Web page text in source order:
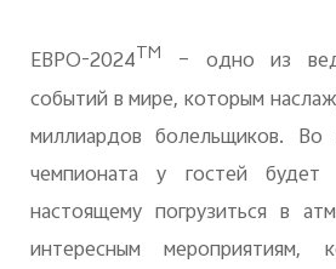
ЕВРО-2024TM
– одно из
событий в мире, которым
миллиардов болельщиков. Во
чемпионата у гостей
настоящему погрузиться в
интересным мероприятиям,